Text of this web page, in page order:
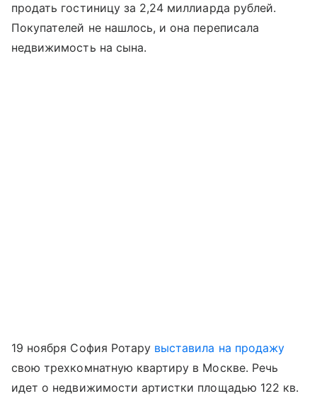
продать гостиницу за 2,24 миллиарда рублей.
Покупателей не нашлось, и она переписала
недвижимость на сына.
19 ноября София Ротару выставила на продажу
свою трехкомнатную квартиру в Москве. Речь
идет о недвижимости артистки площадью 122 кв.